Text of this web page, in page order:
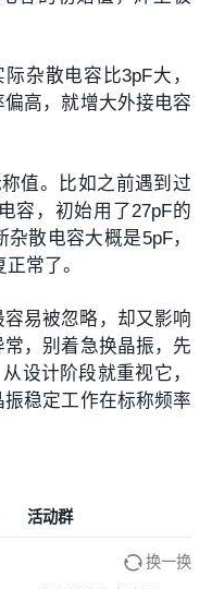
杂散电容比3pF大，
高，就增大外接电容
值。比如之前遇到过
容，初始用了27pF的
散电容大概是5pF，
常了。
易被忽略，却又影响
，别着急换晶振，先
设计阶段就重视它，
稳定工作在标称频率
活动群
换一换